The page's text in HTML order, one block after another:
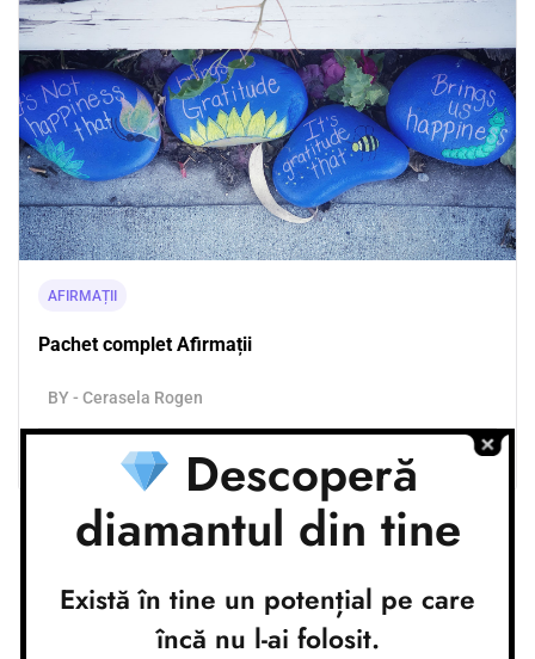
AFIRMAȚII
Pachet complet Afirmații
BY - Cerasela Rogen
150.00lei
Conturi bancare
Descoperă
diamantul din tine
Există în tine un potențial pe care
încă nu l-ai folosit.